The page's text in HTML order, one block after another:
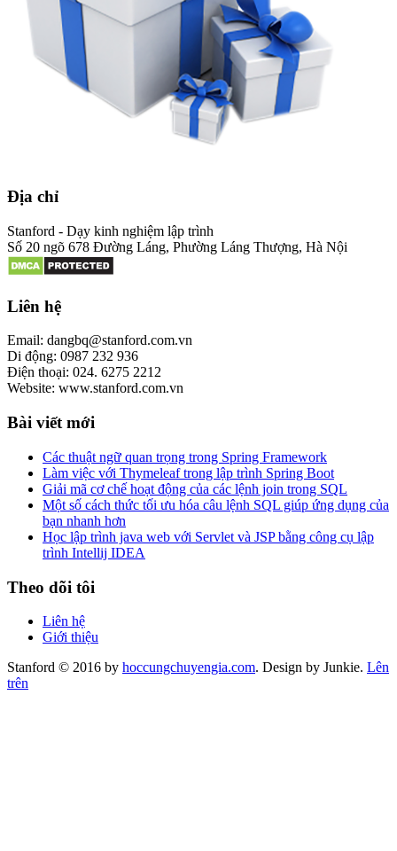
Địa chỉ
Stanford - Dạy kinh nghiệm lập trình
Số 20 ngõ 678 Đường Láng, Phường Láng Thượng, Hà Nội
Liên hệ
Email: dangbq@stanford.com.vn
Di động: 0987 232 936
Điện thoại: 024. 6275 2212
Website: www.stanford.com.vn
Bài viết mới
Các thuật ngữ quan trọng trong Spring Framework
Làm việc với Thymeleaf trong lập trình Spring Boot
Giải mã cơ chế hoạt động của các lệnh join trong SQL
Một số cách thức tối ưu hóa câu lệnh SQL giúp ứng dụng của
bạn nhanh hơn
Học lập trình java web với Servlet và JSP bằng công cụ lập
trình Intellij IDEA
Theo dõi tôi
Liên hệ
Giới thiệu
Stanford © 2016 by hoccungchuyengia.com. Design by Junkie. Lên
trên